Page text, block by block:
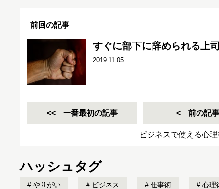
前回の記事
すぐに部下に辞められる上
2019.11.05
一番最初の記事 前の記事
ビジネスで使える心
ハッシュタグ
やりがい ビジネス 仕事術 心理